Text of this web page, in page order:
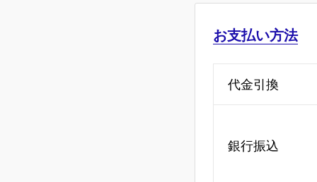
お支払い方法
代金引換
銀行振込